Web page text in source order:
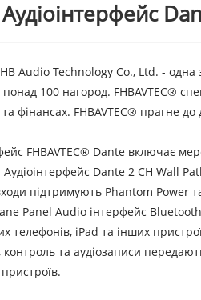
Audio Technology Co., Ltd. -
100 нагород. FHBAVTEC®
фінансах. FHBAVTEC® прагне
FHBAVTEC® Dante включає
Аудіоінтерфейс Dante 2 CH Wall
підтримують Phantom Power
Panel Audio інтерфейс
телефонів, iPad та інших
контроль та аудіозаписи